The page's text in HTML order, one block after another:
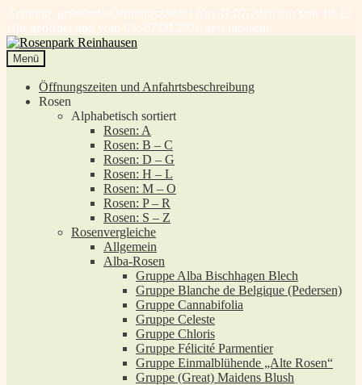
Achtung, geänderte Öffnungszeiten! Am 31.07.2026 nur von 10-13
Uhr geöffnet und vom 03.-07.08.2026 geschlossen!
Zur
Navigation
springen
Zum
Inhalt
springen
Menü
Öffnungszeiten und Anfahrtsbeschreibung
Rosen
Alphabetisch sortiert
Rosen: A
Rosen: B – C
Rosen: D – G
Rosen: H – L
Rosen: M – O
Rosen: P – R
Rosen: S – Z
Rosenvergleiche
Allgemein
Alba-Rosen
Gruppe Alba Bischhagen Blech
Gruppe Blanche de Belgique (Pedersen)
Gruppe Cannabifolia
Gruppe Celeste
Gruppe Chloris
Gruppe Félicité Parmentier
Gruppe Einmalblühende „Alte Rosen“
Gruppe (Great) Maidens Blush